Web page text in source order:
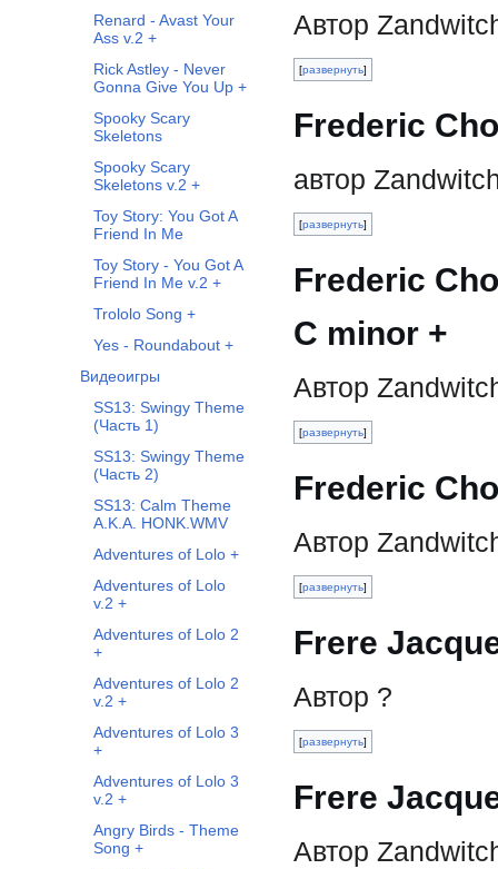
Renard - Avast Your
Ass v.2 +
Rick Astley - Never
Gonna Give You Up +
Spooky Scary
Skeletons
Spooky Scary
Skeletons v.2 +
Toy Story: You Got A
Friend In Me
Toy Story - You Got A
Friend In Me v.2 +
Trololo Song +
Yes - Roundabout +
Видеоигры
SS13: Swingy Theme
(Часть 1)
SS13: Swingy Theme
(Часть 2)
SS13: Calm Theme
A.K.A. HONK.WMV
Adventures of Lolo +
Adventures of Lolo
v.2 +
Adventures of Lolo 2
+
Adventures of Lolo 2
v.2 +
Adventures of Lolo 3
+
Adventures of Lolo 3
v.2 +
Angry Birds - Theme
Song +
Автор
развернуть
Frederic
автор
развернуть
Frederic
C minor +
Автор
развернуть
Frederic
Автор
развернуть
Frere
Автор ?
развернуть
Frere
Автор